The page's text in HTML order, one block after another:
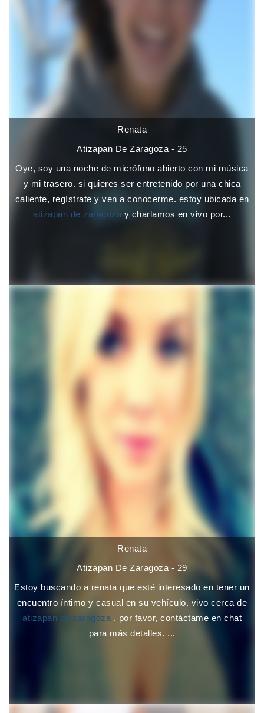
Renata
Atizapan De Zaragoza - 25
Oye, soy una noche de micrófono abierto con mi música
y mi trasero. si quieres ser entretenido por una chica
caliente, regístrate y ven a conocerme. estoy ubicada en
atizapan de zaragoza y charlamos en vivo por...
Renata
Atizapan De Zaragoza - 29
Estoy buscando a renata que esté interesado en tener un
encuentro íntimo y casual en su vehículo. vivo cerca de
atizapan de zaragoza . por favor, contáctame en chat
para más detalles. ...